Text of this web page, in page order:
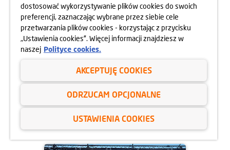
BIEGIEM PO ZDROWIE
dowiedz się więcej
dostosować wykorzystywanie plików cookies do swoich
preferencji, zaznaczając wybrane przez siebie cele
przetwarzania plików cookies - korzystając z przycisku
„Ustawienia cookies”. Więcej informacji znajdziesz w
naszej Polityce cookies.
AKCEPTUJĘ COOKIES
ODRZUCAM OPCJONALNE
USTAWIENIA COOKIES